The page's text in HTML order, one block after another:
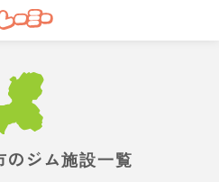
のジム施設一覧